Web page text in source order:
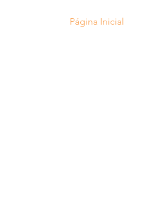
Página Inicial